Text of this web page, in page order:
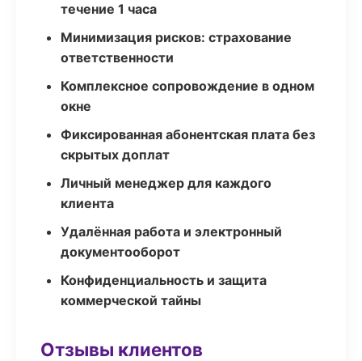
течение 1 часа
Минимизация рисков: страхование
ответственности
Комплексное сопровождение в одном
окне
Фиксированная абонентская плата без
скрытых доплат
Личный менеджер для каждого
клиента
Удалённая работа и электронный
документооборот
Конфиденциальность и защита
коммерческой тайны
Отзывы клиентов